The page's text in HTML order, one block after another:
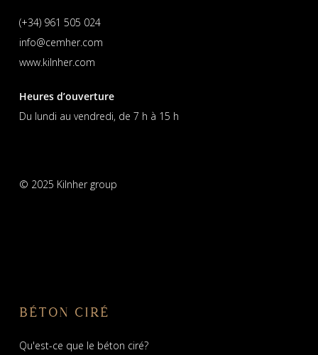
(+34) 961 505 024
info@cemher.com
www.kilnher.com
Heures d’ouverture
Du lundi au vendredi, de 7 h à 15 h
© 2025 Kilnher group
BÉTON CIRÉ
Qu'est-ce que le béton ciré?